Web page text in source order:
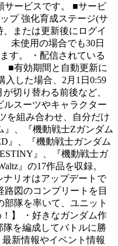
サービスです。 ■サービ
プ 強化育成ステージ(サ
または更新後にログイ
未使用の場合でも30日
す。 ・配信されている
■有効期間と自動更新に
した場合、2月1日0:59
切り替わる前後など、
ルスーツやキャラクター
を組み合わせ、自分だけ
、『機動戦士Ζガンダム
』、『機動戦士ガンダム
』、『機動戦士ガ
』の17作品を収録。
リオはアップデートで
図のコンプリートを目
隊を率いて、ユニット
】 ・好きなガンダム作
を編成してバトルに勝
新情報やイベント情報